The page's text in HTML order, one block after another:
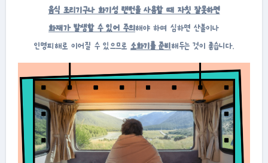
음식 조리기구나 화기성 랜턴을 사용할 때 자칫 잘못하면
화재가 발생할 수 있어 주의해야 하며 심하면 산불이나
인명피해로 이어질 수 있으므로 소화기를 준비해두는 것이 좋습니다.